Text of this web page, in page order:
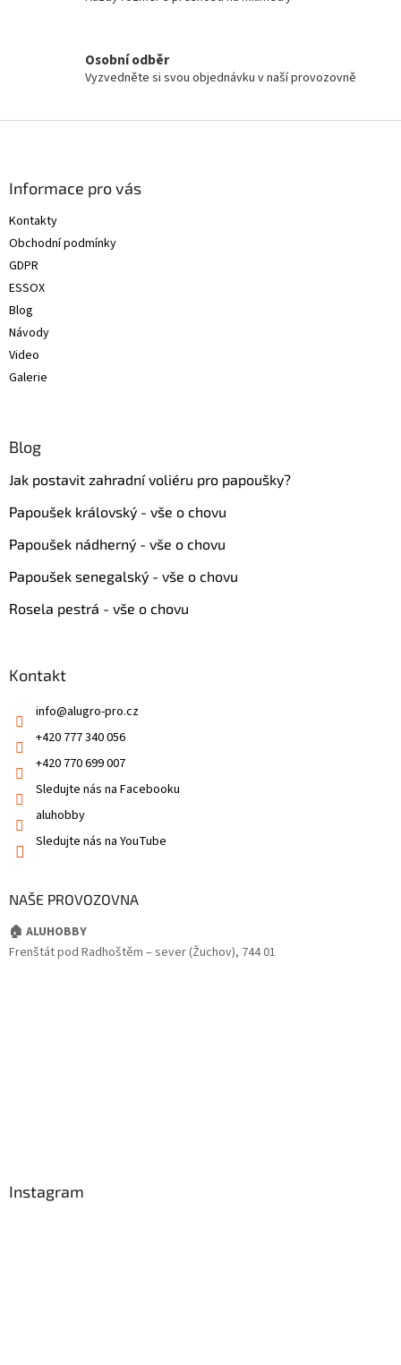
Osobní odběr
Vyzvedněte si svou objednávku v naší provozovně
Informace pro vás
Kontakty
Obchodní podmínky
GDPR
ESSOX
Blog
Návody
Video
Galerie
Blog
Jak postavit zahradní voliéru pro papoušky?
Papoušek královský - vše o chovu
Papoušek nádherný - vše o chovu
Papoušek senegalský - vše o chovu
Rosela pestrá - vše o chovu
Kontakt
info@alugro-pro.cz
+420 777 340 056
+420 770 699 007
Sledujte nás na Facebooku
aluhobby
Sledujte nás na YouTube
NAŠE PROVOZOVNA
🏠 ALUHOBBY
Frenštát pod Radhoštěm – sever (Žuchov), 744 01
Instagram